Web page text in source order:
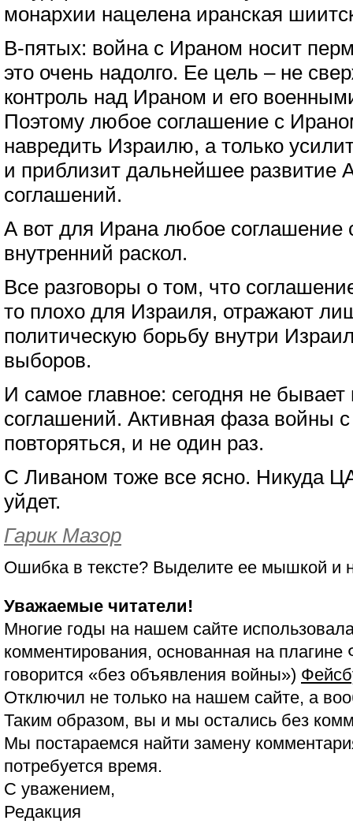
монархии нацелена иранская
В-пятых: война с Ираном носит
это очень надолго. Ее цель – не
контроль над Ираном и его
Поэтому любое соглашение с
навредить Израилю, а только
и приблизит дальнейшее развитие
соглашений.
А вот для Ирана любое
внутренний раскол.
Все разговоры о том, что
то плохо для Израиля, отражают
политическую борьбу внутри
выборов.
И самое главное: сегодня не бывает
соглашений. Активная фаза войны
повторяться, и не один раз.
С Ливаном тоже все ясно. Никуда
уйдет.
Гарик Мазор
Ошибка в тексте? Выделите ее мышкой и
Уважаемые читатели!
Многие годы на нашем сайте
комментирования, основанная на
говорится «без объявления войны»)
Отключил не только на нашем сайте, а
Таким образом, вы и мы остались без
Мы постараемся найти замену
потребуется время.
С уважением,
Редакция